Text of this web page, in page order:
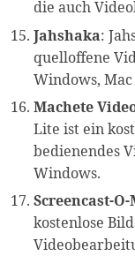
die auch
Jahshaka:
quelloffene
Windows,
Machete
Lite ist ein
bedienendes
Windows.
Screencast-
kostenlose